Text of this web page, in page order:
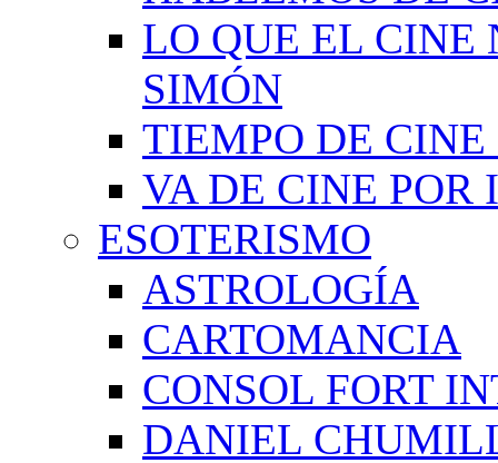
LO QUE EL CINE
SIMÓN
TIEMPO DE
VA DE CINE
ESOTERISMO
ASTROLOGÍA
CARTOMANCIA
CONSOL FORT
DANIEL